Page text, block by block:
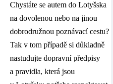
Chystáte se autem do Lotyšska
na dovolenou nebo na jinou
dobrodružnou poznávací cestu?
Tak v tom případě si důkladně
nastudujte dopravní předpisy
a pravidla, která jsou